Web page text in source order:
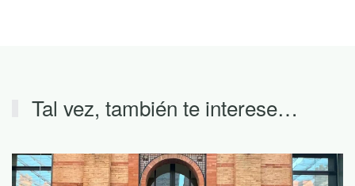
Tal vez, también te interese…